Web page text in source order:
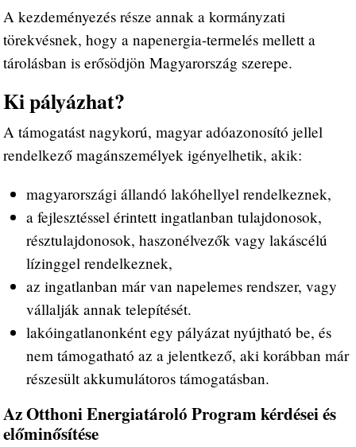
A kezdeményezés része annak a kormányzati
törekvésnek, hogy a napenergia-termelés mellett a
tárolásban is erősödjön Magyarország szerepe.
Ki pályázhat?
A támogatást nagykorú, magyar adóazonosító jellel
rendelkező magánszemélyek igényelhetik, akik:
magyarországi állandó lakóhellyel rendelkeznek,
a fejlesztéssel érintett ingatlanban tulajdonosok,
résztulajdonosok, haszonélvezők vagy lakáscélú
lízinggel rendelkeznek,
az ingatlanban már van napelemes rendszer, vagy
vállalják annak telepítését.
lakóingatlanonként egy pályázat nyújtható be, és
nem támogatható az a jelentkező, aki korábban már
részesült akkumulátoros támogatásban.
Az Otthoni Energiatároló Program kérdései és
előminősítése